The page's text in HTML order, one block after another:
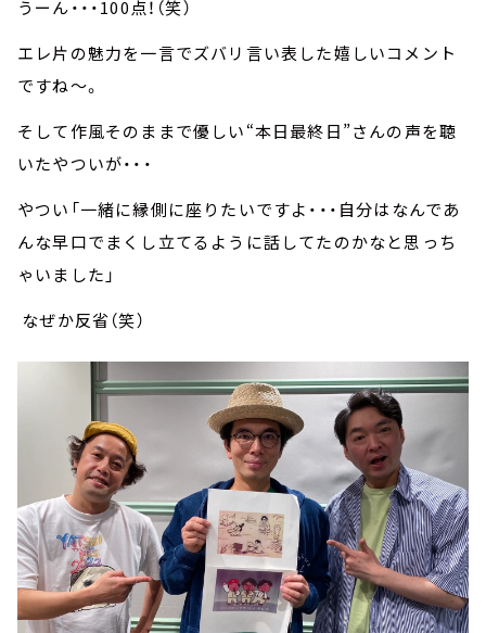
うーん・・・100点！（笑）
エレ片の魅力を一言でズバリ言い表した嬉しいコメント
ですね～。
そして作風そのままで優しい“本日最終日”さんの声を聴
いたやついが・・・
やつい「一緒に縁側に座りたいですよ・・・自分はなんであ
んな早口でまくし立てるように話してたのかなと思っち
ゃいました」
なぜか反省（笑）